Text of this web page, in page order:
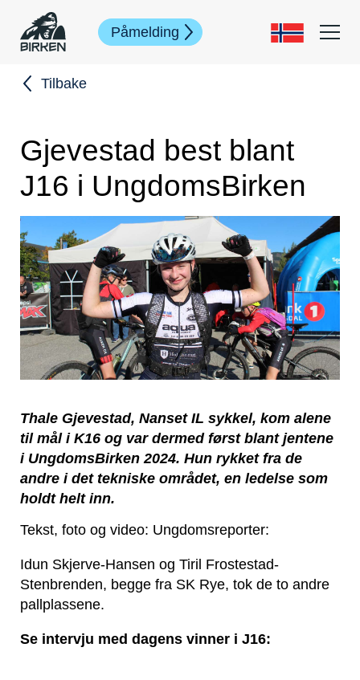
Påmelding
Tilbake
Gjevestad best blant
J16 i UngdomsBirken
Thale Gjevestad, Nanset IL sykkel, kom alene
til mål i K16 og var dermed først blant jentene
i UngdomsBirken 2024. Hun rykket fra de
andre i det tekniske området, en ledelse som
holdt helt inn.
Tekst, foto og video: Ungdomsreporter:
Idun Skjerve-Hansen og Tiril Frostestad-
Stenbrenden, begge fra SK Rye, tok de to andre
pallplassene.
Se intervju med dagens vinner i J16: